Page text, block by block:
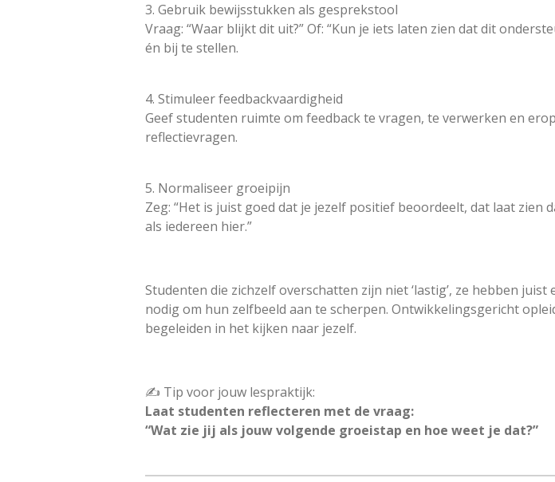
3. Gebruik bewijsstukken als gesprekstool
Vraag: “Waar blijkt dit uit?” Of: “Kun je iets laten zien dat dit
én bij te stellen.
4. Stimuleer feedbackvaardigheid
Geef studenten ruimte om feedback te vragen, te verwerken en
reflectievragen.
5. Normaliseer groeipijn
Zeg: “Het is juist goed dat je jezelf positief beoordeelt, dat laat
als iedereen hier.”
Studenten die zichzelf overschatten zijn niet ‘lastig’, ze hebben
nodig om hun zelfbeeld aan te scherpen. Ontwikkelingsgericht
begeleiden in het kijken naar jezelf.
✍️ Tip voor jouw lespraktijk:
Laat studenten reflecteren met de vraag:
“Wat zie jij als jouw volgende groeistap en hoe weet je dat?”